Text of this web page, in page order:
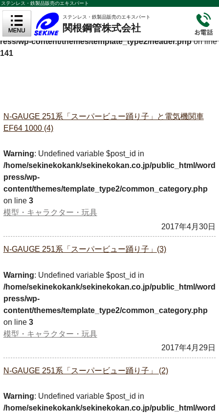
Warning
: Undefined variable $cf_description in
/home/sekinekokank/sekinekokan.co.jp/public_html/wordp
ress/wp-content/themes/template_type2/header.phpon line
141
ステンレス・鉄製品販売のエキスパート
ステンレス・鉄製品販売のエキスパート
関根鋼管株式会社
N-GAUGE 251系「スーパービュー踊り子」と電気機関車
EF64 1000 (4)
Warning: Undefined variable $post_id in
/home/sekinekokank/sekinekokan.co.jp/public_html/word
press/wp-
content/themes/template_type2/common_category.php
on line 3
模型・キャラクター・玩具
2017年4月30日
N-GAUGE 251系「スーパービュー踊り子」(3)
Warning: Undefined variable $post_id in
/home/sekinekokank/sekinekokan.co.jp/public_html/word
press/wp-
content/themes/template_type2/common_category.php
on line 3
模型・キャラクター・玩具
2017年4月29日
N-GAUGE 251系「スーパービュー踊り子」 (2)
Warning: Undefined variable $post_id in
/home/sekinekokank/sekinekokan.co.jp/public_html/word